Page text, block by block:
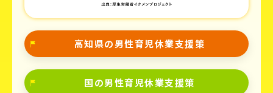
高知県の男性育児休業支援策
国の男性育児休業支援策